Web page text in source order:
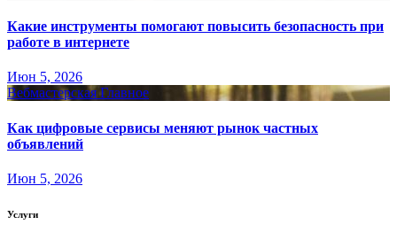
Какие инструменты помогают повысить безопасность при
работе в интернете
Июн 5, 2026
Вебмастерская Главное
Как цифровые сервисы меняют рынок частных
объявлений
Июн 5, 2026
Услуги